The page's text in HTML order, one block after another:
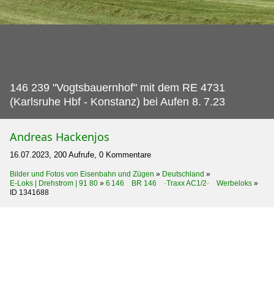
146 239 "Vogtsbauernhof" mit dem RE 4731
(Karlsruhe Hbf - Konstanz) bei Aufen 8. 7.23
Andreas Hackenjos
16.07.2023, 200 Aufrufe, 0 Kommentare
Bilder und Fotos von Eisenbahn und Zügen » Deutschland »
E-Loks | Drehstrom | 91 80 » 6 146 BR 146 ·Traxx AC1/2· Werbeloks »
ID 1341688